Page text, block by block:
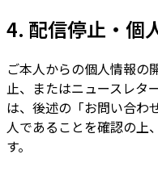
4. 配信停止・個
ご本人からの個人情報の
止、またはニュースレタ
は、後述の「お問い合わ
人であることを確認の上
す。